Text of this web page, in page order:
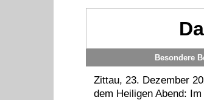
Besondere
Zittau, 23. Dezember
dem Heiligen Abend: